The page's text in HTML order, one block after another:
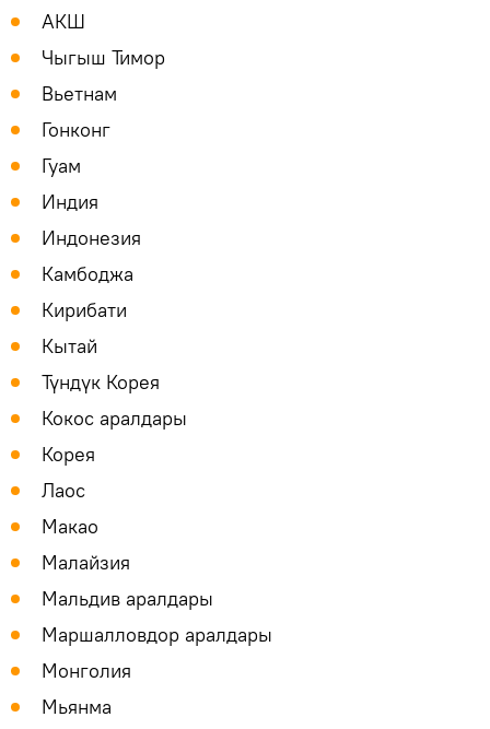
АКШ
Чыгыш Тимор
Вьетнам
Гонконг
Гуам
Индия
Индонезия
Камбоджа
Кирибати
Кытай
Түндүк Корея
Кокос аралдары
Корея
Лаос
Макао
Малайзия
Мальдив аралдары
Маршалловдор аралдары
Монголия
Мьянма